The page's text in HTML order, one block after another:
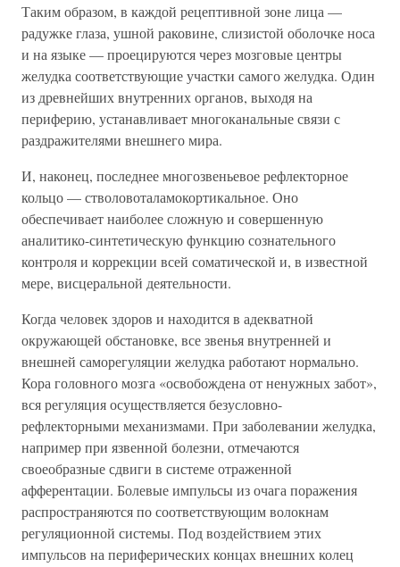
Таким образом, в каждой рецептивной зоне лица —
радужке глаза, ушной раковине, слизистой оболочке носа
и на языке — проецируются через мозговые центры
желудка соответствующие участки самого желудка. Один
из древнейших внутренних органов, выходя на
периферию, устанавливает многоканальные связи с
раздражителями внешнего мира.
И, наконец, последнее многозвеньевое рефлекторное
кольцо — стволовоталамокортикальное. Оно
обеспечивает наиболее сложную и совершенную
аналитико-синтетическую функцию сознательного
контроля и коррекции всей соматической и, в известной
мере, висцеральной деятельности.
Когда человек здоров и находится в адекватной
окружающей обстановке, все звенья внутренней и
внешней саморегуляции желудка работают нормально.
Кора головного мозга «освобождена от ненужных забот»,
вся регуляция осуществляется безусловно-
рефлекторными механизмами. При заболевании желудка,
например при язвенной болезни, отмечаются
своеобразные сдвиги в системе отраженной
афферентации. Болевые импульсы из очага поражения
распространяются по соответствующим волокнам
регуляционной системы. Под воздействием этих
импульсов на периферических концах внешних колец